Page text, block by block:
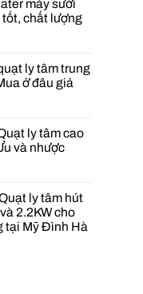
máy sưởi
tốt, chất lượng
ly tâm trung
ở đâu giá
ly tâm cao
và nhược
ly tâm hút
2.2KW cho
tại Mỹ Đình Hà